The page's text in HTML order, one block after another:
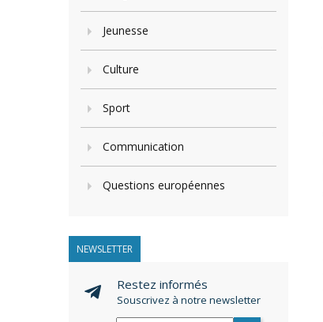
Jeunesse
Culture
Sport
Communication
Questions européennes
NEWSLETTER
Restez informés
Souscrivez à notre newsletter